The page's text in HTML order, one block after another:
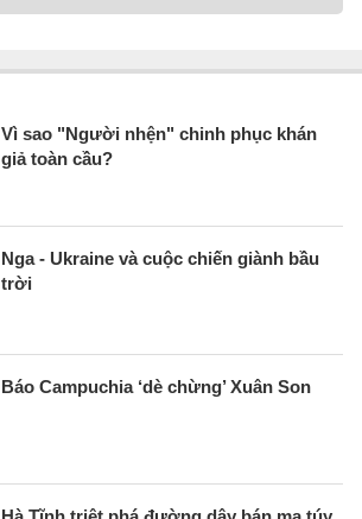
Vì sao "Người nhện" chinh phục khán
giả toàn cầu?
Nga - Ukraine và cuộc chiến giành bầu
trời
Báo Campuchia ‘dè chừng’ Xuân Son